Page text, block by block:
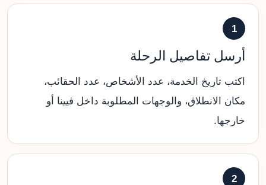
1
أرسل تفاصيل الرحلة
اكتب تاريخ الخدمة، عدد الأشخاص، عدد الحقائب،
مكان الانطلاق، والوجهات المطلوبة داخل فيينا أو
خارجها.
2